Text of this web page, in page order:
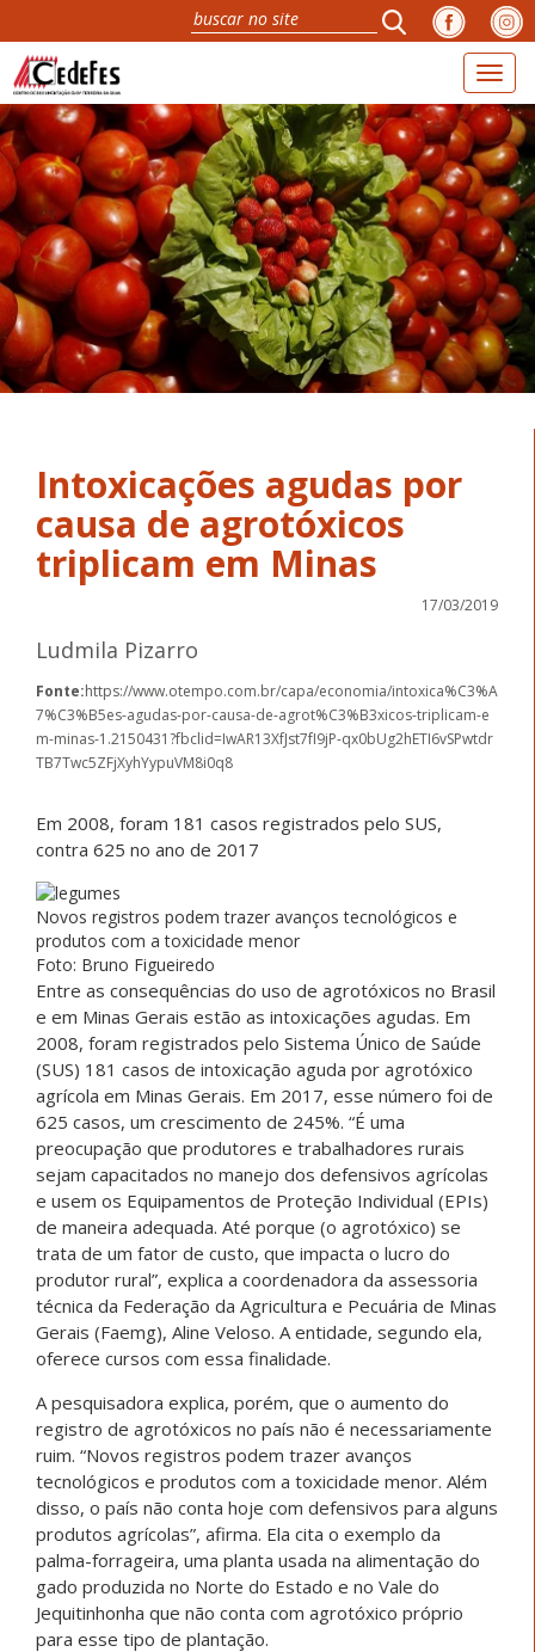
Intoxicações agudas por
causa de agrotóxicos
triplicam em Minas
17/03/2019
Ludmila Pizarro
Fonte:https://www.otempo.com.br/capa/economia/intoxica%C3%A
7%C3%B5es-agudas-por-causa-de-agrot%C3%B3xicos-triplicam-e
m-minas-1.2150431?fbclid=IwAR13XfJst7fI9jP-qx0bUg2hETI6vSPwtdr
TB7Twc5ZFjXyhYypuVM8i0q8
Em 2008, foram 181 casos registrados pelo SUS,
contra 625 no ano de 2017
Novos registros podem trazer avanços tecnológicos e
produtos com a toxicidade menor
Foto: Bruno Figueiredo
Entre as consequências do uso de agrotóxicos no Brasil
e em Minas Gerais estão as intoxicações agudas. Em
2008, foram registrados pelo Sistema Único de Saúde
(SUS) 181 casos de intoxicação aguda por agrotóxico
agrícola em Minas Gerais. Em 2017, esse número foi de
625 casos, um crescimento de 245%. “É uma
preocupação que produtores e trabalhadores rurais
sejam capacitados no manejo dos defensivos agrícolas
e usem os Equipamentos de Proteção Individual (EPIs)
de maneira adequada. Até porque (o agrotóxico) se
trata de um fator de custo, que impacta o lucro do
produtor rural”, explica a coordenadora da assessoria
técnica da Federação da Agricultura e Pecuária de Minas
Gerais (Faemg), Aline Veloso. A entidade, segundo ela,
oferece cursos com essa finalidade.
A pesquisadora explica, porém, que o aumento do
registro de agrotóxicos no país não é necessariamente
ruim. “Novos registros podem trazer avanços
tecnológicos e produtos com a toxicidade menor. Além
disso, o país não conta hoje com defensivos para alguns
produtos agrícolas”, afirma. Ela cita o exemplo da
palma-forrageira, uma planta usada na alimentação do
gado produzida no Norte do Estado e no Vale do
Jequitinhonha que não conta com agrotóxico próprio
para esse tipo de plantação.